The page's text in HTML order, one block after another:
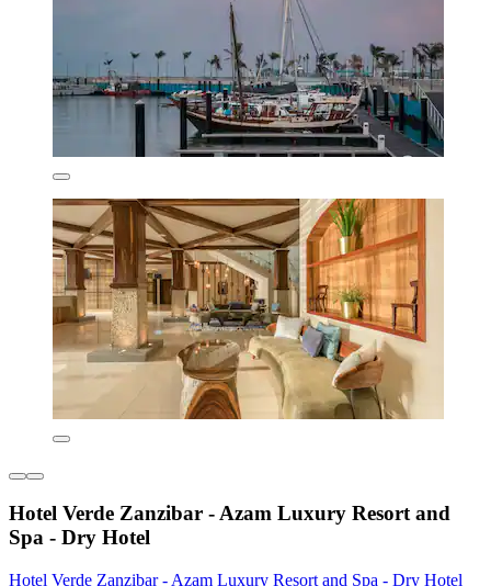
Hotel Verde Zanzibar - Azam Luxury Resort and
Spa - Dry Hotel
Hotel Verde Zanzibar - Azam Luxury Resort and Spa - Dry Hotel